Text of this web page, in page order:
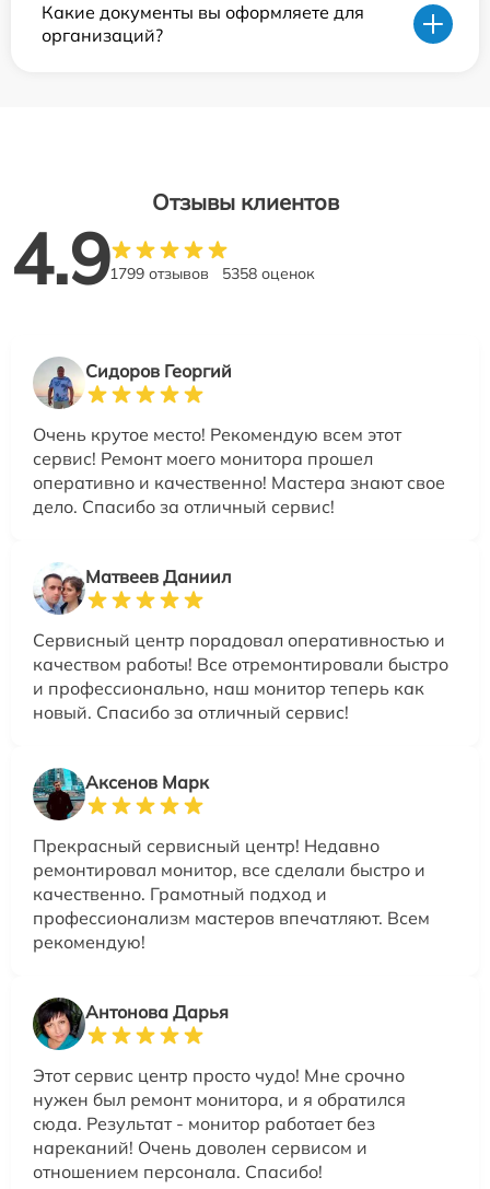
Какие документы вы оформляете для
организаций?
Отзывы клиентов
4.91799 отзывов 5358 оценок
Сидоров Георгий
Очень крутое место! Рекомендую всем этот
сервис! Ремонт моего монитора прошел
оперативно и качественно! Мастера знают свое
дело. Спасибо за отличный сервис!
Матвеев Даниил
Сервисный центр порадовал оперативностью и
качеством работы! Все отремонтировали быстро
и профессионально, наш монитор теперь как
новый. Спасибо за отличный сервис!
Аксенов Марк
Прекрасный сервисный центр! Недавно
ремонтировал монитор, все сделали быстро и
качественно. Грамотный подход и
профессионализм мастеров впечатляют. Всем
рекомендую!
Антонова Дарья
Этот сервис центр просто чудо! Мне срочно
нужен был ремонт монитора, и я обратился
сюда. Результат - монитор работает без
нареканий! Очень доволен сервисом и
отношением персонала. Спасибо!